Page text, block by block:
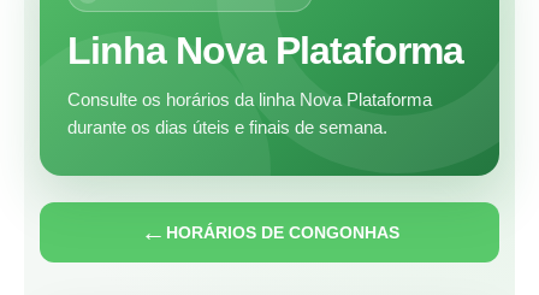
Linha Nova Plataforma
Consulte os horários da linha Nova Plataforma
durante os dias úteis e finais de semana.
← HORÁRIOS DE CONGONHAS